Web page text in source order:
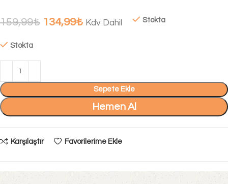
159,99₺ 134,99₺ Kdv Dahil Stokta
Stokta
Sepete Ekle
Hemen Al
Karşılaştır Favorilerime Ekle